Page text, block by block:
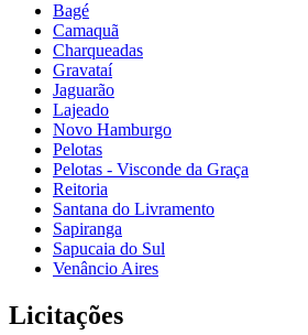
Bagé
Camaquã
Charqueadas
Gravataí
Jaguarão
Lajeado
Novo Hamburgo
Pelotas
Pelotas - Visconde da Graça
Reitoria
Santana do Livramento
Sapiranga
Sapucaia do Sul
Venâncio Aires
Licitações